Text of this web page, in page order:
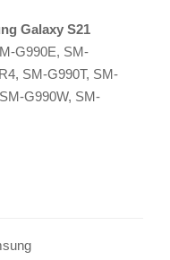
Galaxy S21
G990E, SM-
SM-G990T, SM-
G990W, SM-